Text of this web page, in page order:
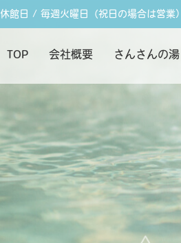
休館日 / 毎週火曜日（祝日の場合は営業）
TOP 会社概要 さんさんの湯